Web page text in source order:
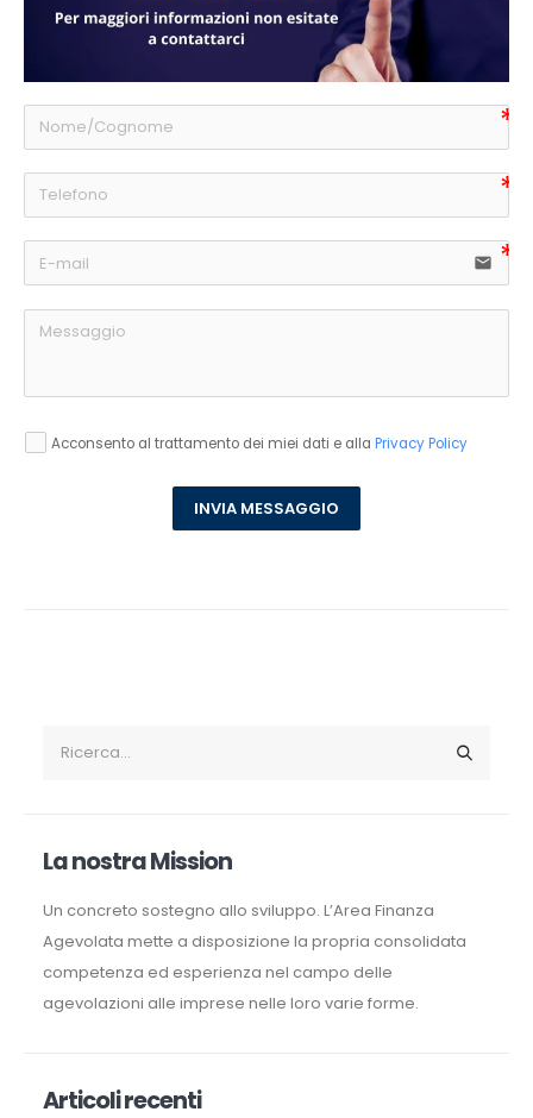
email
Acconsento al trattamento dei miei dati e allaPrivacy Policy
INVIA MESSAGGIO
La nostra Mission
Un concreto sostegno allo sviluppo. L’Area Finanza
Agevolata mette a disposizione la propria consolidata
competenza ed esperienza nel campo delle
agevolazioni alle imprese nelle loro varie forme.
Articoli recenti